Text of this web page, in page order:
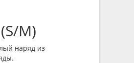
M)
наряд из